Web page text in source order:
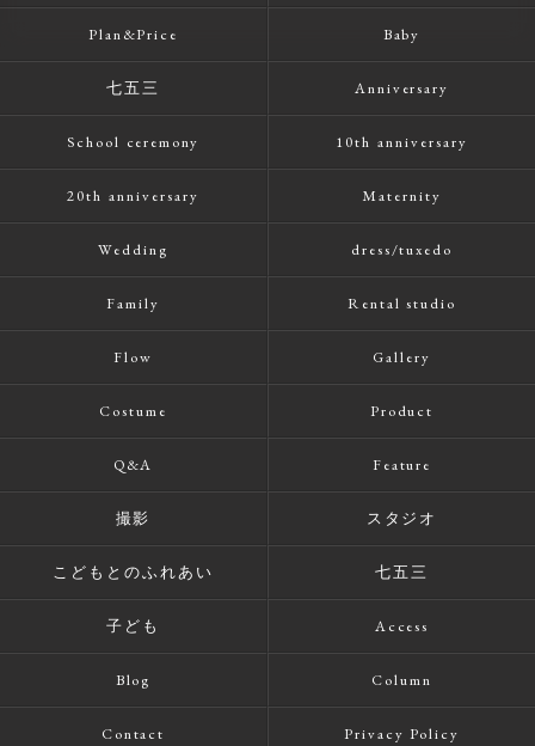
Plan&Price Baby
七五三 Anniversary
School ceremony 10th anniversary
20th anniversary Maternity
Wedding dress/tuxedo
Family Rental studio
Flow Gallery
Costume Product
Q&A Feature
撮影 スタジオ
こどもとのふれあい 七五三
子ども Access
Blog Column
Contact Privacy Policy